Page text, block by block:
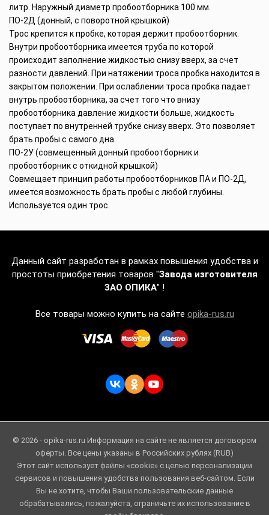
литр. Наружный диаметр пробоотборника 100 мм.
ПО-2Д (донный, с поворотной крышкой)
Трос крепится к пробке, которая держит пробоотборник.
Внутри пробоотборника имеется труба по которой
происходит заполнение жидкостью снизу вверх, за счет
разности давлений. При натяжении троса пробка находится в
закрытом положении. При ослаблении троса пробка падает
внутрь пробоотборника, за счет того что внизу
пробоотборника давление жидкости больше, жидкость
поступает по внутренней трубке снизу вверх. Это позволяет
брать пробы с самого дна.
ПО-2У (совмещенный донный пробоотборник и
пробоотборник с откидной крышкой)
Совмещает принцип работы пробоотборников ПА и ПО-2Д,
имеется возможность брать пробы с любой глубины.
Используется один трос.
Данный сайт разработан в рамках повышения удобства и
простоты приобретения товаров "Завода изготовителя
ЗАО ОПИКА" !
Все товары можно купить на сайте opika-rus.ru
© 2026 - opika-rus.ru Информация на сайте не является договором
оферты. Все цены указаны в Российских рублях (RUB)
Этот сайт использует файлы «cookie» с целью персонализации
сервисов и повышения удобства пользования веб-сайтом. Если
Вы не хотите, чтобы Ваши пользовательские данные
обрабатывались, пожалуйста, ограничьте их использование в